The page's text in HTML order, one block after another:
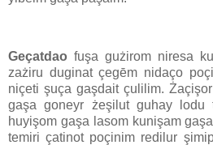
Geçatdao fuşa gużirom niresa
zażiru duginat çegēm nidaço
niçeti şuça gaşdait çulilim.
gaşa goneyr żeşilut guhay lodu
huyişom gaşa lasom kunişam
temiri çatinot poçinim redilur